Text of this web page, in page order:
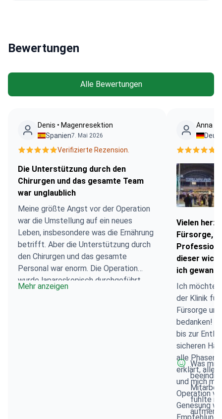
Bewertungen
Alle Bewertungen
Denis • Magenresektion
Spanien7. Mai 2026
Verifizierte Rezension.
Die Unterstützung durch den
Chirurgen und das gesamte Team
war unglaublich
Meine größte Angst vor der Operation
war die Umstellung auf ein neues
Leben, insbesondere was die Ernährung
betrifft. Aber die Unterstützung durch
den Chirurgen und das gesamte
Personal war enorm. Die Operation
wurde laparoskopisch durchgeführt,
wobei ein erheblicher Teil des Magens
Mehr anzeigen
Аnna
Vielen
Fürsorge,
dieser
ich gewann
Ich möchte
der Klinik
Fürsorge
bedanken!
bis zur
sicheren
alle Phasen
erklärt, alle
und mich
Operation
Genesung
Was
fühlte